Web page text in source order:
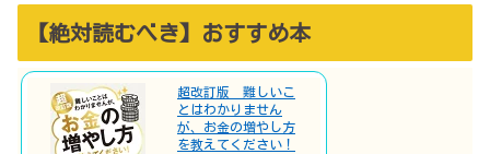
【絶対読むべき】おすすめ本
超改訂版 難しいこ
とはわかりません
が、お金の増やし方
を教えてください！